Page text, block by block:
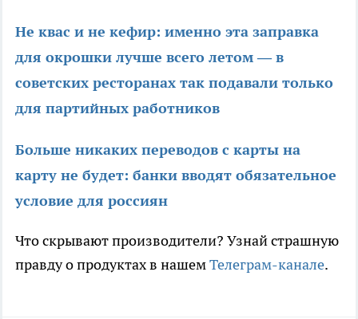
Не квас и не кефир: именно эта заправка
для окрошки лучше всего летом — в
советских ресторанах так подавали только
для партийных работников
Больше никаких переводов с карты на
карту не будет: банки вводят обязательное
условие для россиян
Что скрывают производители? Узнай страшную
правду о продуктах в нашемТелеграм-канале.